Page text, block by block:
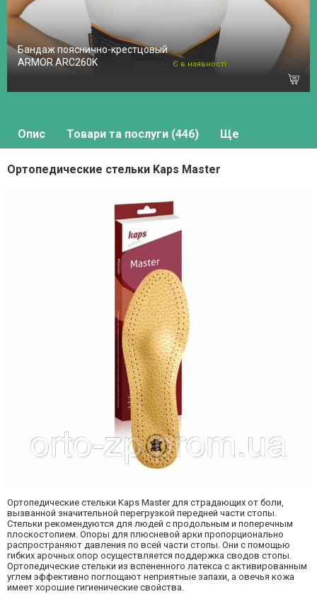
Бандаж пояснично-крестцовый
ARMOR ARC260K
Є в наявності
Опис Товари та послуги (446) Ще
Ортопедические стельки Kaps Master
Ортопедические стельки Kaps Master для страдающих от боли,
вызванной значительной перегрузкой передней части стопы.
Стельки рекомендуются для людей с продольным и поперечным
плоскостопием. Опоры для плюсневой арки пропорционально
распространяют давления по всей части стопы. Они с помощью
гибких арочных опор осуществляется поддержка сводов стопы.
Ортопедические стельки из вспененного латекса с активированным
углем эффективно поглощают неприятные запахи, а овечья кожа
имеет хорошие гигиенические свойства.